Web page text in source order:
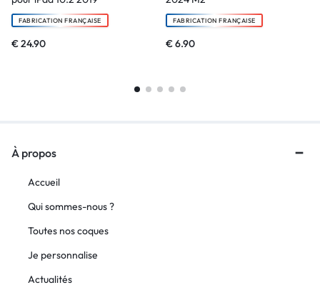
FABRICATION FRANÇAISE
€24.90
FABRICATION FRANÇAISE
€6.90
À propos
Accueil
Qui sommes-nous ?
Toutes nos coques
Je personnalise
Actualités